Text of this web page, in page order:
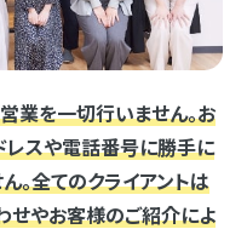
業を一切行いません。お
レスや電話番号に勝手に
。全てのクライアントは
せやお客様のご紹介によ